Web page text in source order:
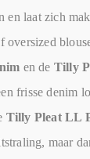
en laat zich
oversized
en de Tilly
frisse denim
Tilly Pleat LL
maar